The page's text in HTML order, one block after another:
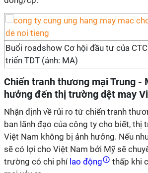
Buổi roadshow Cơ hội đầu tư của
triển TDT (ảnh: MA)
Chiến tranh thương mại Trung -
hưởng đến thị trường dệt may
Nhận định về rủi ro từ chiến tranh
ban lãnh đạo của công ty cho biết, thị
Việt Nam không bị ảnh hưởng. Nếu
sẽ có lợi cho Việt Nam bởi Mỹ sẽ
trường có chi phílao động
thấp khi